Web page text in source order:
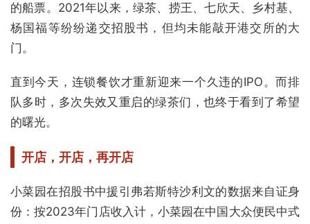
的船票。2021年以来，绿茶、捞王、七欣天、乡村基、
杨国福等纷纷递交招股书，但均未能敲开港交所的大
门。
直到今天，连锁餐饮才重新迎来一个久违的IPO。而排
队多时，多次失效又重启的绿茶们，也终于看到了希望
的曙光。
开店，开店，再开店
小菜园在招股书中援引弗若斯特沙利文的数据来自证身
份：按2023年门店收入计，小菜园在中国大众便民中式